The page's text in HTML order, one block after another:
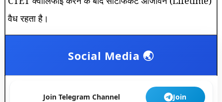
वैध रहता है।
Social Media 🌏
Join Telegram Channel Join